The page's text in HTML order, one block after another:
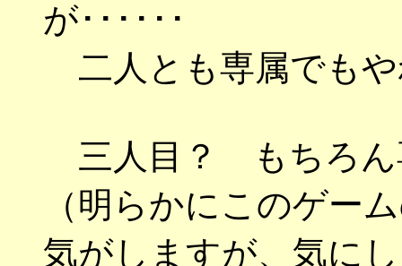
が･･････
二人とも専属でも
三人目？ もちろん
（明らかにこのゲー
気がしますが、気に